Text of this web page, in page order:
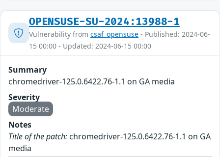
OPENSUSE-SU-2024:13988-1
Vulnerability from csaf_opensuse - Published: 2024-06-
15 00:00 - Updated: 2024-06-15 00:00
Summary
chromedriver-125.0.6422.76-1.1 on GA media
Severity
Moderate
Notes
Title of the patch: chromedriver-125.0.6422.76-1.1 on GA
media